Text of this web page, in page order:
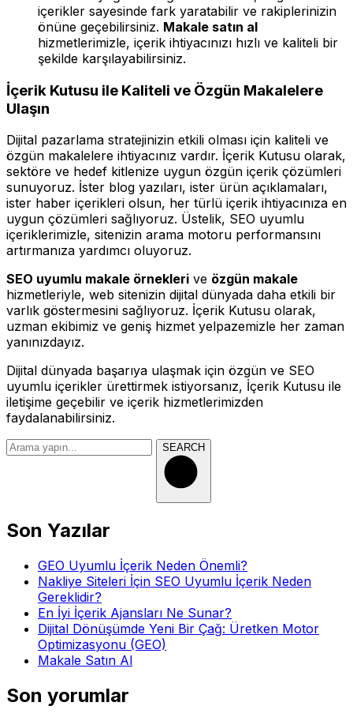
içerikler sayesinde fark yaratabilir ve rakiplerinizin
önüne geçebilirsiniz. Makale satın al
hizmetlerimizle, içerik ihtiyacınızı hızlı ve kaliteli bir
şekilde karşılayabilirsiniz.
İçerik Kutusu ile Kaliteli ve Özgün Makalelere
Ulaşın
Dijital pazarlama stratejinizin etkili olması için kaliteli ve
özgün makalelere ihtiyacınız vardır. İçerik Kutusu olarak,
sektöre ve hedef kitlenize uygun özgün içerik çözümleri
sunuyoruz. İster blog yazıları, ister ürün açıklamaları,
ister haber içerikleri olsun, her türlü içerik ihtiyacınıza en
uygun çözümleri sağlıyoruz. Üstelik, SEO uyumlu
içeriklerimizle, sitenizin arama motoru performansını
artırmanıza yardımcı oluyoruz.
SEO uyumlu makale örnekleri ve özgün makale
hizmetleriyle, web sitenizin dijital dünyada daha etkili bir
varlık göstermesini sağlıyoruz. İçerik Kutusu olarak,
uzman ekibimiz ve geniş hizmet yelpazemizle her zaman
yanınızdayız.
Dijital dünyada başarıya ulaşmak için özgün ve SEO
uyumlu içerikler ürettirmek istiyorsanız, İçerik Kutusu ile
iletişime geçebilir ve içerik hizmetlerimizden
faydalanabilirsiniz.
SEARCH
Son Yazılar
GEO Uyumlu İçerik Neden Önemli?
Nakliye Siteleri İçin SEO Uyumlu İçerik Neden
Gereklidir?
En İyi İçerik Ajansları Ne Sunar?
Dijital Dönüşümde Yeni Bir Çağ: Üretken Motor
Optimizasyonu (GEO)
Makale Satın Al
Son yorumlar